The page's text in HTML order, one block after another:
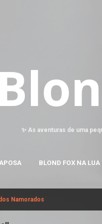
✨ As aventuras de uma
BLOND FOX NA LUA
Namorados